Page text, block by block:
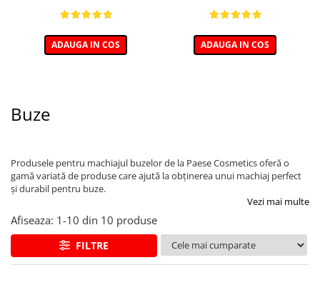
ADAUGA IN COS ADAUGA IN COS
Buze
Produsele pentru machiajul buzelor de la Paese Cosmetics oferă o
gamă variată de produse care ajută la obținerea unui machiaj perfect
și durabil pentru buze.
Vezi mai multe
Afiseaza: 1-10 din 10 produse
FILTRE